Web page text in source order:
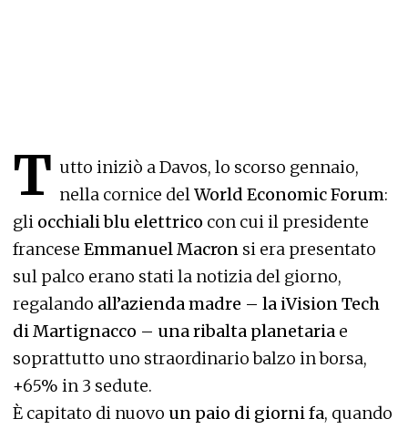
T utto iniziò a Davos, lo scorso gennaio,
nella cornice delWorld Economic Forum:
gli occhiali blu elettrico con cui il presidente
francese Emmanuel Macron si era presentato
sul palco erano stati la notizia del giorno,
regalando all’azienda madre – la iVision Tech
di Martignacco – una ribalta planetaria e
soprattutto uno straordinario balzo in borsa,
+65% in 3 sedute.
È capitato di nuovo un paio di giorni fa, quando